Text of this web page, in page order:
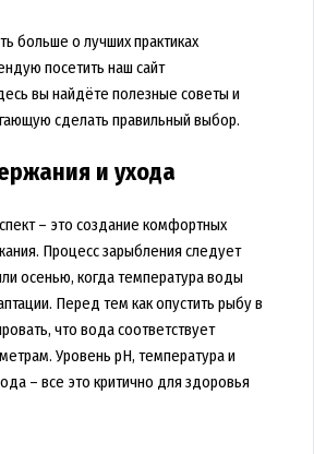
больше о лучших практиках
посетить наш сайт
вы найдёте полезные советы и
сделать правильный выбор.
и ухода
– это создание комфортных
Процесс зарыбления следует
осенью, когда температура воды
Перед тем как опустить рыбу в
что вода соответствует
Уровень pH, температура и
– все это критично для здоровья